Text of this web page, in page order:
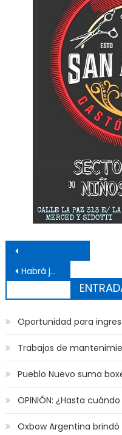
Habrá jornada de vacunación este domingo en la ciudad
Oportunidad para
Trabajos de
Pueblo Nuevo suma
OPINIÓN: ¿Hasta
Oxbow Argentina